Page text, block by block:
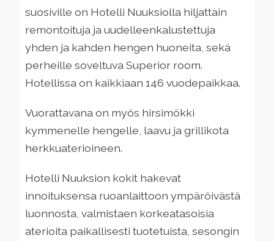
suosiville on Hotelli Nuuksiolla hiljattain
remontoituja ja uudelleenkalustettuja
yhden ja kahden hengen huoneita, sekä
perheille soveltuva Superior room.
Hotellissa on kaikkiaan 146 vuodepaikkaa.
Vuorattavana on myös hirsimökki
kymmenelle hengelle, laavu ja grillikota
herkkuaterioineen.
Hotelli Nuuksion kokit hakevat
innoituksensa ruoanlaittoon ympäröivästä
luonnosta, valmistaen korkeatasoisia
aterioita paikallisesti tuotetuista, sesongin